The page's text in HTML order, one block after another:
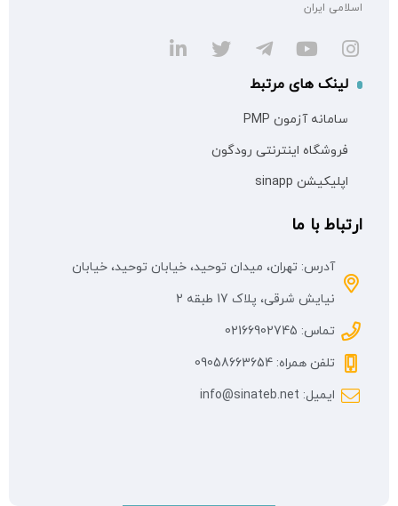
اسلامی ایران
لینک های مرتبط
سامانه آزمون PMP
فروشگاه اینترنتی رودگون
اپلیکیشن sinapp
ارتباط با ما
آدرس: تهران، میدان توحید، خیابان توحید، خیابان
نیایش شرقی، پلاک 17 طبقه 2
تماس: 02166902745
تلفن همراه: 09058663654
ایمیل: info@sinateb.net